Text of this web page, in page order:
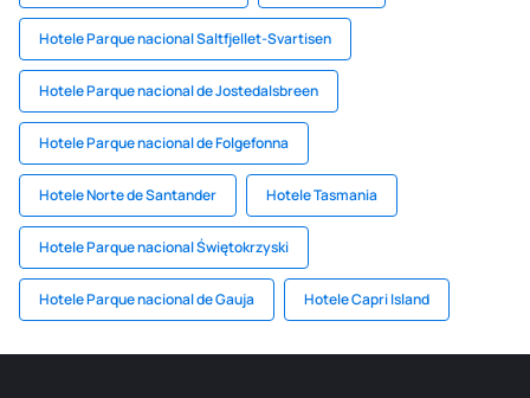
Hotele Parque nacional Saltfjellet-Svartisen
Hotele Parque nacional de Jostedalsbreen
Hotele Parque nacional de Folgefonna
Hotele Norte de Santander Hotele Tasmania
Hotele Parque nacional Świętokrzyski
Hotele Parque nacional de Gauja Hotele Capri Island